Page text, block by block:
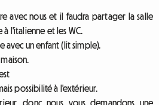
avec nous et il faudra partager la salle
l'italienne et les WC.
avec un enfant (lit simple).
possibilité à l'extérieur.
donc nous vous demandons une